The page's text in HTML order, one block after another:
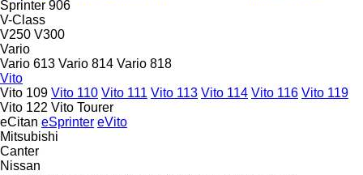
Sprinter 906
V-Class
V250 V300
Vario
Vario 613 Vario 814 Vario 818
Vito
Vito 109 Vito 110 Vito 111 Vito 113 Vito 114 Vito 116 Vito 119
Vito 122 Vito Tourer
eCitan eSprinter eVito
Mitsubishi
Canter
Nissan